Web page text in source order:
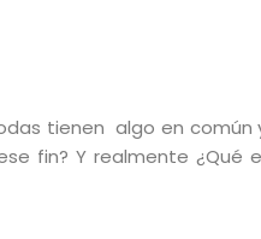
tienen algo en común
fin? Y realmente ¿Qué